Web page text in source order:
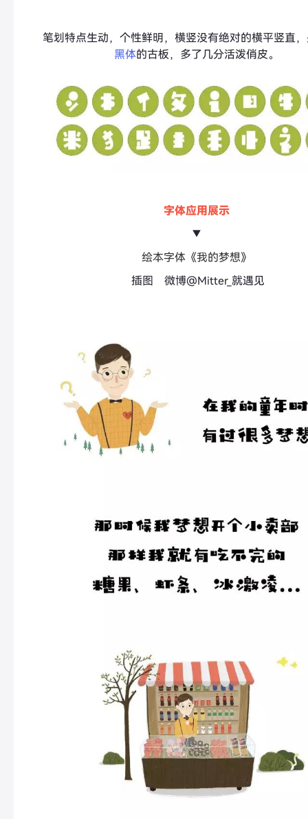
笔划特点生动，个性鲜明，横竖没有绝对的横平竖直
黑体的古板，多了几分活泼俏皮。
字体应用展示
▼
绘本字体《我的梦想》
插图 微博@Mitter_就遇见